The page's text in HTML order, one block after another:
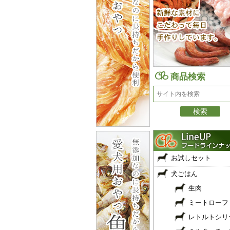
商品検索
お試しセット
犬ごはん
生肉
ミートローフ
レトルトシリ